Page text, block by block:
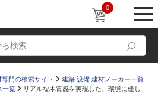
0
専門の検索サイト
建築 設備 建材メーカー一覧
一覧
リアルな木質感を実現した、環境に優し